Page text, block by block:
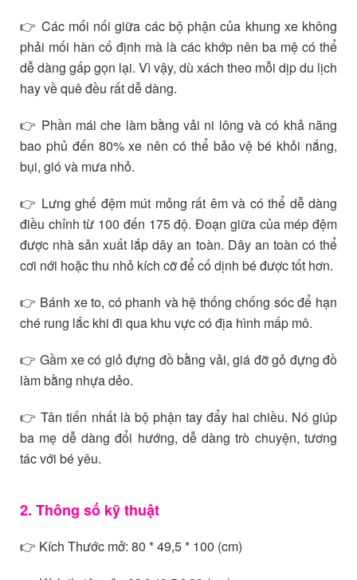
👉 Các mối nối giữa các bộ phận của khung xe không
phải mối hàn cố định mà là các khớp nên ba mệ có thể
dễ dàng gấp gọn lại. Vì vậy, dù xách theo mỗi dịp du lịch
hay về quê đều rất dễ dàng.
👉 Phần mái che làm bằng vải ni lông và có khả năng
bao phủ đến 80% xe nên có thể bảo vệ bé khỏi nắng,
bụi, gió và mưa nhỏ.
👉 Lưng ghế đệm mút mỏng rất êm và có thể dễ dàng
điều chỉnh từ 100 đến 175 độ. Đoạn giữa của mép đệm
được nhà sản xuất lắp dây an toàn. Dây an toàn có thể
cơi nới hoặc thu nhỏ kích cỡ để cố dịnh bé được tốt hơn.
👉 Bánh xe to, có phanh và hệ thống chống sóc để hạn
ché rung lắc khi đi qua khu vực có địa hình mấp mô.
👉 Gầm xe có giỏ đựng đồ bằng vải, giá đỡ gỏ đựng đồ
làm bằng nhựa dẻo.
👉 Tân tiến nhất là bộ phận tay đẩy hai chiều. Nó giúp
ba mẹ dễ dàng đổi hướng, dễ dàng trò chuyện, tương
tác với bé yêu.
2. Thông số kỹ thuật
👉 Kích Thước mở: 80 * 49,5 * 100 (cm)